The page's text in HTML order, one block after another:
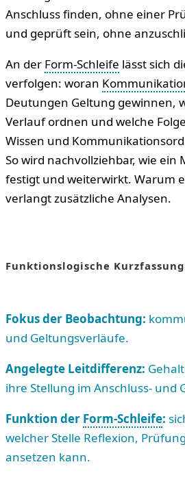
Anschluss finden, ohne einer
und geprüft sein, ohne
An der Form-Schleife lässt sich
verfolgen: woran
Deutungen Geltung gewinnen,
Verlauf ordnen und welche
Wissen und
So wird nachvollziehbar, wie ein
festigt und weiterwirkt. Warum
verlangt zusätzliche Analysen.
Funktionslogische
Fokus der Beobachtung:
und Geltungsverläufe.
Angelegte Leitdifferenz:
ihre Stellung im Anschluss- und
Funktion der Form-Schleife:
welcher Stelle Reflexion,
ansetzen kann.